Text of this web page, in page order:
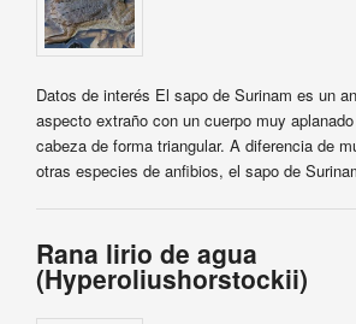
Datos de interés El sapo de Surinam es un
aspecto extraño con un cuerpo muy
cabeza de forma triangular. A diferencia de
otras especies de anfibios, el sapo de
Rana lirio de agua
(Hyperoliushorstockii)